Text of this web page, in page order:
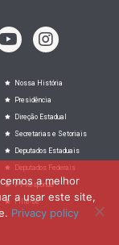
Nossa História
Presidência
Direção Estadual
Secretarias e Setoriais
Deputados Estaduais
Deputados Federais
PT Responde
Filie-se
a melhor
a usar este site,
Privacy policy